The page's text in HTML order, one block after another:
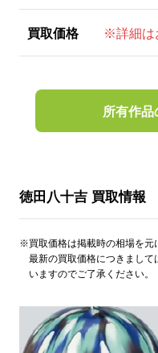
買取価格 ※詳細は
所有作品
徳田八十吉 買取情報
※買取価格は掲載時の相場を元
最新の買取価格につきまし
いますのでご了承ください。